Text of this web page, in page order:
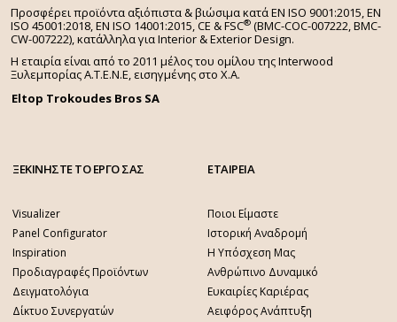
Προσφέρει προϊόντα αξιόπιστα & βιώσιμα κατά EN ISO 9001:2015, EN
ISO 45001:2018, EN ISO 14001:2015,CE & FSC® (BMC-COC-007222, BMC-
CW-007222), κατάλληλα για Interior & Exterior Design.
Η εταιρία είναι από το 2011 μέλος του ομίλου της Interwood
Ξυλεμπορίας Α.Τ.Ε.Ν.Ε, εισηγμένης στο Χ.A.
Eltop Trokoudes Bros SA
ΞΕΚΙΝΗΣΤΕ ΤΟ ΕΡΓΟ ΣΑΣ
Visualizer
Panel Configurator
Inspiration
Προδιαγραφές Προϊόντων
Δειγματολόγια
Δίκτυο Συνεργατών
ΕΤΑΙΡΕΙΑ
Ποιοι Είμαστε
Ιστορική Αναδρομή
Η Υπόσχεση Μας
Ανθρώπινο Δυναμικό
Ευκαιρίες Καριέρας
Αειφόρος Ανάπτυξη